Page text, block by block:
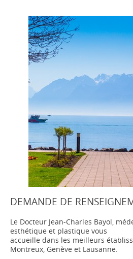
DEMANDE DE
Le Docteur Jean-Charles Bayol,
esthétique et plastique vous
accueille dans les meilleurs
Montreux, Genève et Lausanne.